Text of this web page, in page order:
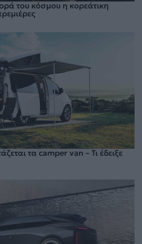
του κόσμου η κορεάτικη
τα camper van – Τι έδειξε